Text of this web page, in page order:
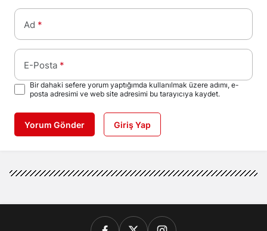
Ad *
E-Posta *
Bir dahaki sefere yorum yaptığımda kullanılmak üzere adımı, e-
posta adresimi ve web site adresimi bu tarayıcıya kaydet.
Yorum Gönder Giriş Yap